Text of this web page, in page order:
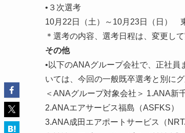
•３次選考
10月22日（土）～10月23日（日）
＊選考の内容、選考日程は、変更し
その他
•以下のANAグループ会社で、正社
いては、今回の一般既卒選考と別に
＜ANAグループ対象会社＞ 1.ANA新
2.ANAエアサービス福島（ASFKS）
3.ANA成田エアポートサービス（